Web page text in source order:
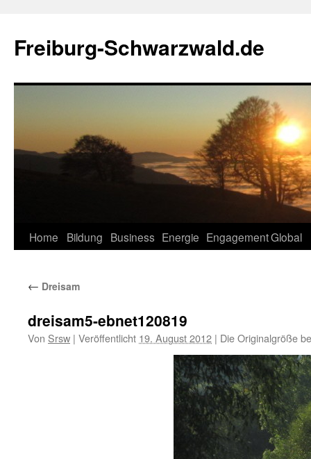
springen
Freiburg-Schwarzwald.de
Home Bildung Business Energie EngagementGlobal
← Dreisam
dreisam5-ebnet120819
Von Srsw | Veröffentlicht 19. August 2012 | Die Originalgröße